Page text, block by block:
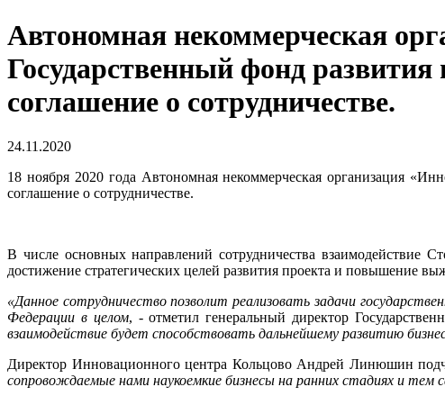
Автономная некоммерческая
Государственный фонд
соглашение о сотрудничестве.
24.11.2020
18 ноября 2020 года Автономная некоммерческая организация
соглашение о сотрудничестве.
В числе основных направлений сотрудничества взаимодействие
достижение стратегических целей развития проекта и повышение
«Данное сотрудничество позволит реализовать задачи
Федерации в целом, - отметил генеральный директор
взаимодействие будет способствовать дальнейшему развитию
Директор Инновационного центра Кольцово Андрей Линюшин
сопровождаемые нами наукоемкие бизнесы на ранних стадиях и